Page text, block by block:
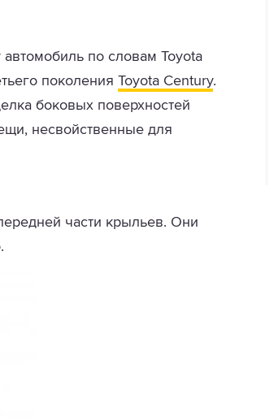
по словам Toyota
поколения Toyota Century.
боковых поверхностей
несвойственные для
части крыльев. Они